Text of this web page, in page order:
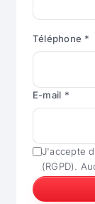
Téléphone *
E-mail *
J'accepte
(RGPD).